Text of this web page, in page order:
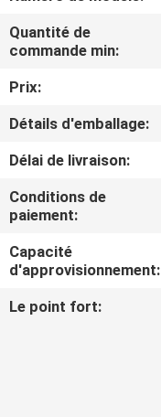
DE
VISITE
DE
L'USINE
CONTRÔLE
DE
LA
Quantité de
commande min:
Prix:
Détails d'emballage:
Délai de livraison:
Conditions de
paiement:
Capacité
d'approvisionnement:
Le point fort: